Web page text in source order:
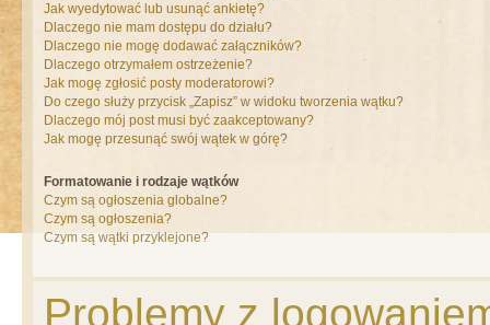
Jak wyedytować lub usunąć ankietę?
Dlaczego nie mam dostępu do działu?
Dlaczego nie mogę dodawać załączników?
Dlaczego otrzymałem ostrzeżenie?
Jak mogę zgłosić posty moderatorowi?
Do czego służy przycisk „Zapisz” w widoku tworzenia wątku?
Dlaczego mój post musi być zaakceptowany?
Jak mogę przesunąć swój wątek w górę?
Formatowanie i rodzaje wątków
Czym są ogłoszenia globalne?
Czym są ogłoszenia?
Czym są wątki przyklejone?
Problemy z